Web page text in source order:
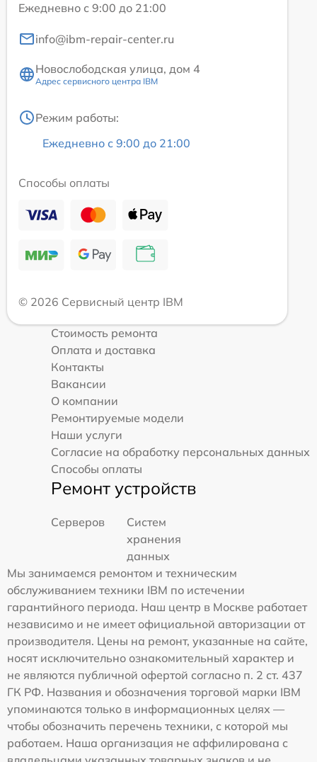
Ежедневно с 9:00 до 21:00
info@ibm-repair-center.ru
Новослободская улица, дом 4
Адрес сервисного центра IBM
Режим работы:
Ежедневно с 9:00 до 21:00
Способы оплаты
© 2026 Сервисный центр IBM
Стоимость ремонта
Оплата и доставка
Контакты
Вакансии
О компании
Ремонтируемые модели
Наши услуги
Согласие на обработку персональных данных
Способы оплаты
Ремонт устройств
Серверов
Систем
хранения
данных
Мы занимаемся ремонтом и техническим
обслуживанием техники IBM по истечении
гарантийного периода. Наш центр в Москве работает
независимо и не имеет официальной авторизации от
производителя. Цены на ремонт, указанные на сайте,
носят исключительно ознакомительный характер и
не являются публичной офертой согласно п. 2 ст. 437
ГК РФ. Названия и обозначения торговой марки IBM
упоминаются только в информационных целях —
чтобы обозначить перечень техники, с которой мы
работаем. Наша организация не аффилирована с